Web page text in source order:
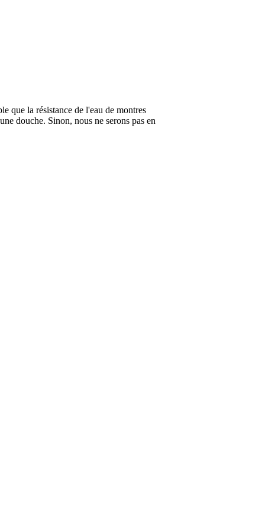
que la résistance de l'eau de montres
douche. Sinon, nous ne serons pas en